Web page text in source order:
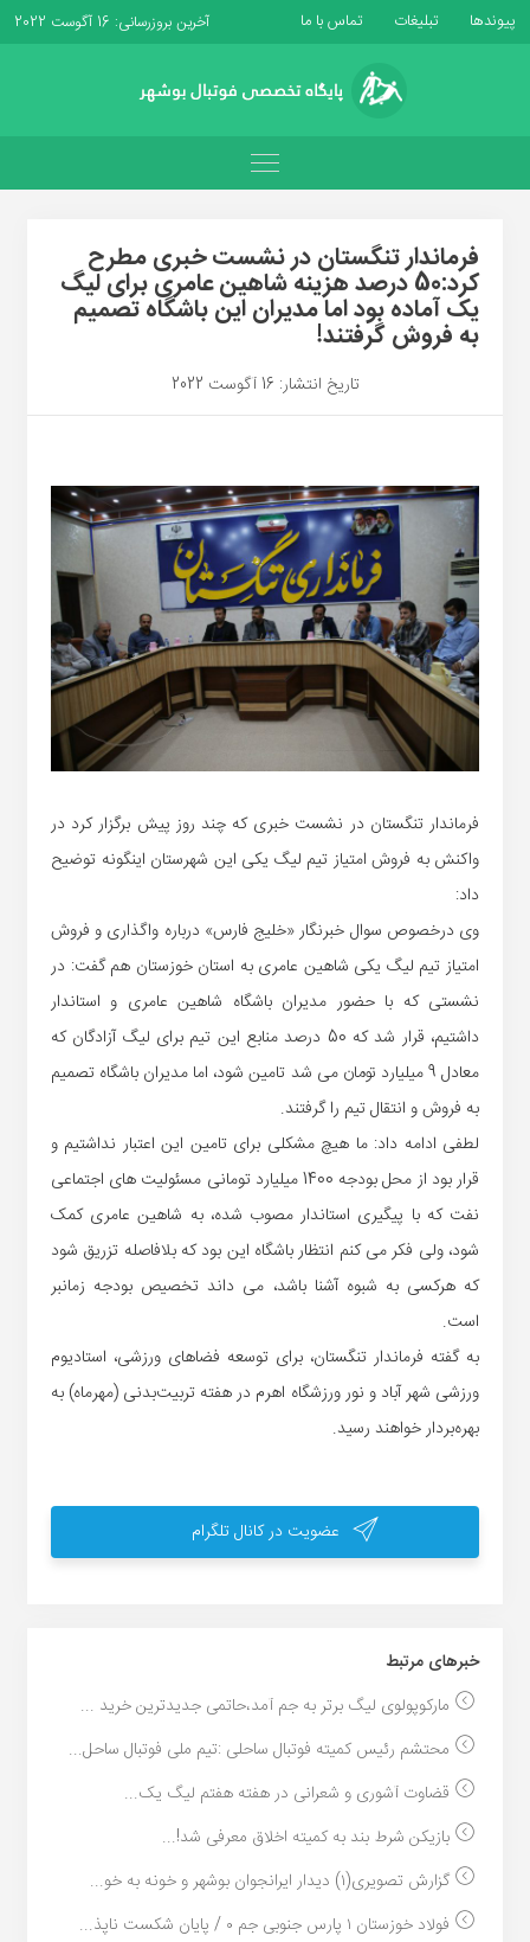
پیوندها تبلیغات تماس با ما آخرین بروزرسانی: 16 آگوست 2022
فرماندار تنگستان در نشست خبری مطرح
کرد:50 درصد هزینه شاهین عامری برای لیگ
یک آماده بود اما مدیران این باشگاه تصمیم
به فروش گرفتند!
تاریخ انتشار: 16 آگوست 2022
فرماندار تنگستان در نشست خبری که چند روز پیش برگزار کرد در
واکنش به فروش امتیاز تیم لیگ یکی این شهرستان اینگونه توضیح
داد:
وی درخصوص سوال خبرنگار «خلیج فارس» درباره واگذاری و فروش
امتیاز تیم لیگ یکی شاهین عامری به استان خوزستان هم گفت: در
نشستی که با حضور مدیران باشگاه شاهین عامری و استاندار
داشتیم، قرار شد که 50 درصد منابع این تیم برای لیگ آزادگان که
معادل 9 میلیارد تومان می شد تامین شود، اما ‌مدیران باشگاه تصمیم
به فروش و انتقال تیم را گرفتند.
لطفی ادامه داد: ما هیچ مشکلی برای تامین این اعتبار نداشتیم و
قرار بود از محل بودجه 1400 میلیارد تومانی مسئولیت های اجتماعی
نفت که با پیگیری استاندار مصوب شده، به شاهین عامری کمک
شود، ولی فکر می کنم انتظار باشگاه این بود که بلافاصله تزریق شود
که هرکسی به شبوه آشنا باشد، می داند تخصیص بودجه زمانبر
است.
به گفته فرماندار تنگستان، برای توسعه فضاهای ورزشی، استادیوم
ورزشی شهر آباد و نور ورزشگاه اهرم در هفته تربیت‌بدنی (مهرماه) به
بهره‌بردار خواهند رسید.
عضویت در کانال تلگرام
خبر‌های مرتبط
مارکوپولوی لیگ برتر به جم آمد،حاتمی جدیدترین خرید ...
محتشم رئیس کمیته فوتبال ساحلی :تیم ملی فوتبال ساحل...
قضاوت آشوری و شعرانی در هفته هفتم لیگ یک...
بازیکن شرط بند به کمیته اخلاق معرفی شد!...
گزارش تصویری(۱) دیدار ایرانجوان بوشهر و خونه به خو...
فولاد خوزستان ۱ پارس جنوبی جم ۰ / پایان شکست ناپذ...